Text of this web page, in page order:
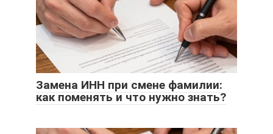
Замена ИНН при смене фамилии:
как поменять и что нужно знать?